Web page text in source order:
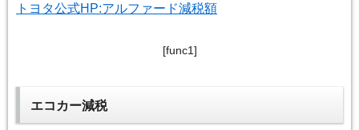
トヨタ公式HP:アルファード減税額
[func1]
エコカー減税